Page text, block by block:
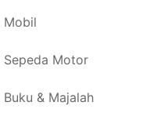
Mobil
Sepeda Motor
Buku & Majalah